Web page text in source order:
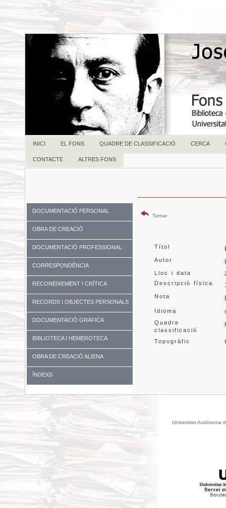
INICI EL FONS QUADRE DE CLASSIFICACIÓ CERCA
CONTACTE ALTRES FONS
DOCUMENTACIÓ PERSONAL
OBRA DE CREACIÓ
DOCUMENTACIÓ PROFESSIONAL
CORRESPONDÈNCIA
RECONEIXEMENT I CRÍTICA
RECORDS I OBJECTES PERSONALS
DOCUMENTACIÓ GRÀFICA
BIBLIOTECA I HEMEROTECA
OBRA DE CREACIÓ ALIENA
ÍNDEXS
Tornar
Títol
Autor
Lloc i data
Descripció física
Nota
Idioma
Quadre
classificació
Topogràfic
Universitat Autònoma